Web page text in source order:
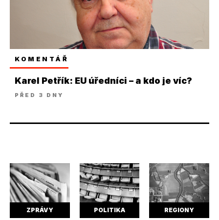
KOMENTÁŘ
Karel Petřík: EU úředníci – a kdo je víc?
PŘED 3 DNY
ZPRÁVY POLITIKA REGIONY